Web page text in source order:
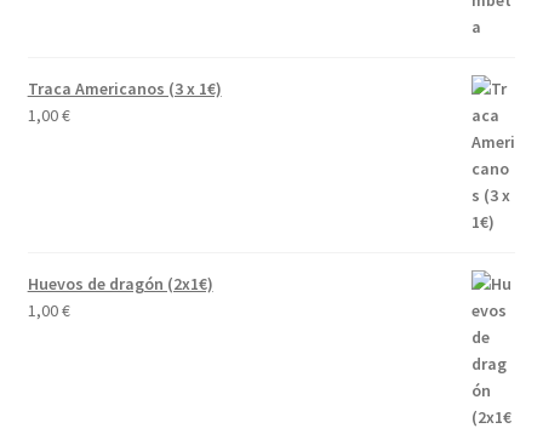
Traca Americanos (3 x 1€)
1,00€
Huevos de dragón (2x1€)
1,00€